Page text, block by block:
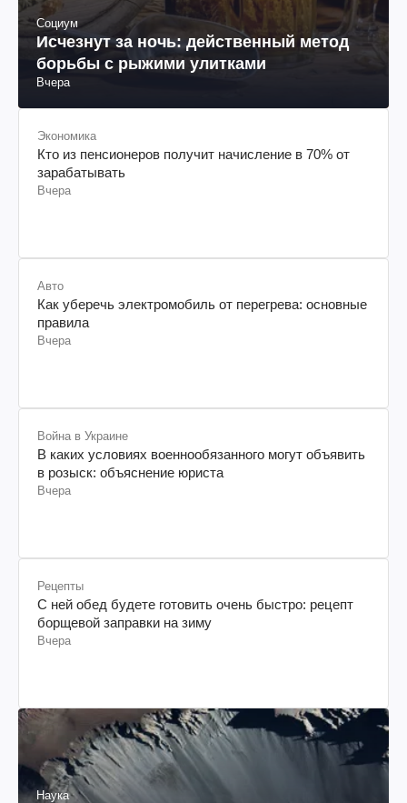
Социум
Исчезнут за ночь: действенный метод
борьбы с рыжими улитками
Вчера
Экономика
Кто из пенсионеров получит начисление в 70% от
зарабатывать
Вчера
Авто
Как уберечь электромобиль от перегрева: основные
правила
Вчера
Война в Украине
В каких условиях военнообязанного могут объявить
в розыск: объяснение юриста
Вчера
Рецепты
С ней обед будете готовить очень быстро: рецепт
борщевой заправки на зиму
Вчера
Наука